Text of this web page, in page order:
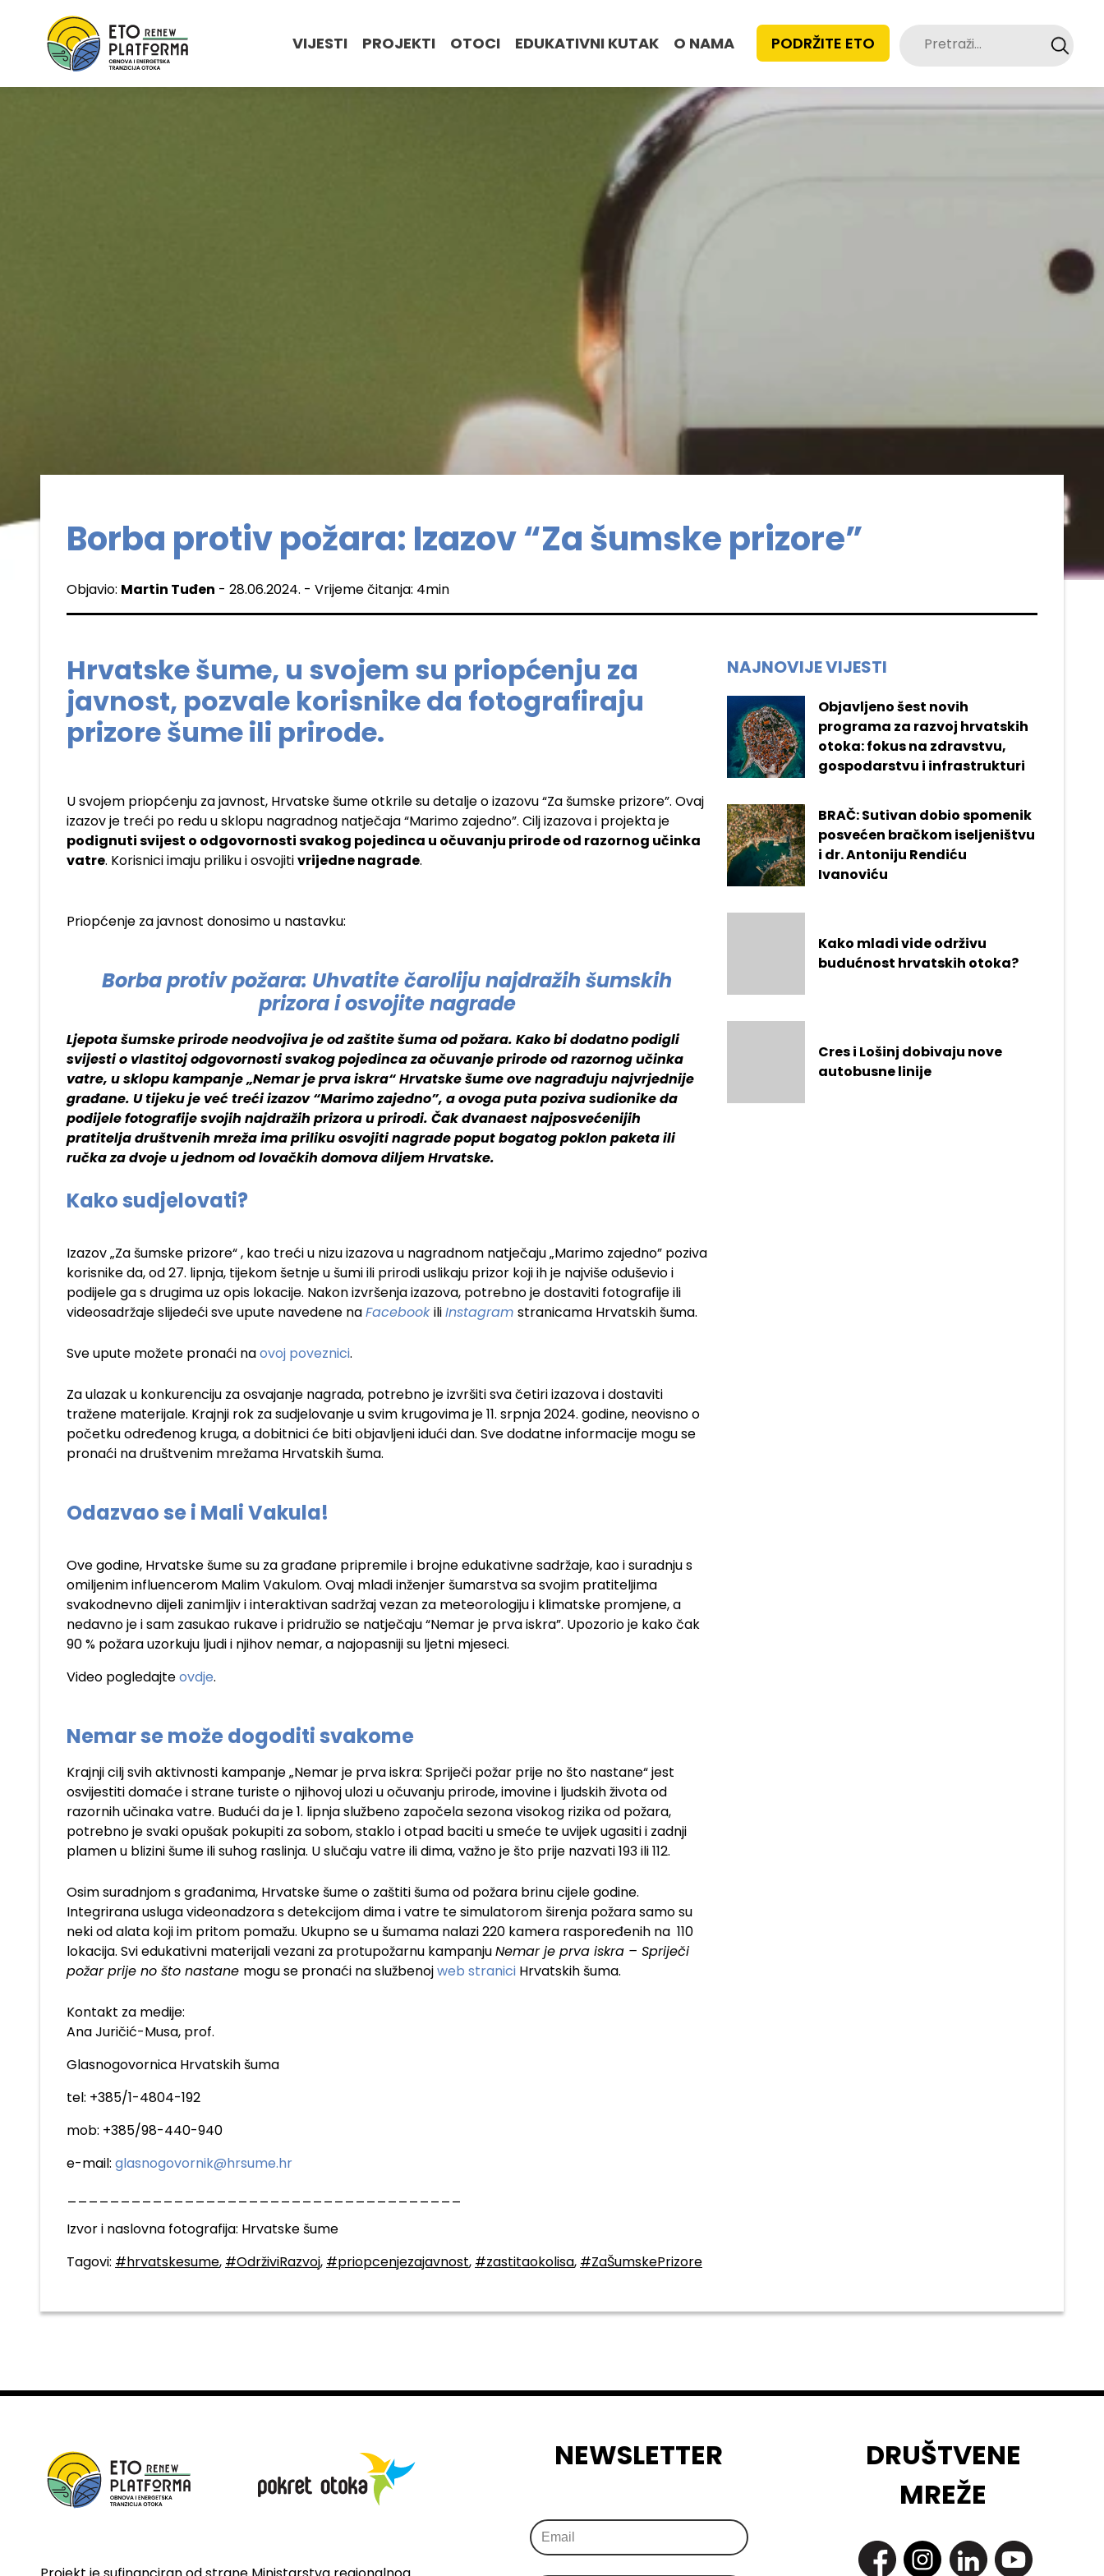
VIJESTI PROJEKTI OTOCI EDUKATIVNI KUTAK O NAMA PODRŽITE ETO Pretraži:
Borba protiv požara: Izazov “Za šumske prizore”
Objavio: Martin Tuđen - 28.06.2024. - Vrijeme čitanja: 4min
Hrvatske šume, u svojem su priopćenju za
javnost, pozvale korisnike da fotografiraju
prizore šume ili prirode.
U svojem priopćenju za javnost, Hrvatske šume otkrile su detalje o izazovu “Za šumske prizore”. Ovaj
izazov je treći po redu u sklopu nagradnog natječaja “Marimo zajedno”. Cilj izazova i projekta je
podignuti svijest o odgovornosti svakog pojedinca u očuvanju prirode od razornog učinka
vatre. Korisnici imaju priliku i osvojitivrijedne nagrade.
Priopćenje za javnost donosimo u nastavku:
Borba protiv požara: Uhvatite čaroliju najdražih šumskih
prizora i osvojite nagrade
Ljepota šumske prirode neodvojiva je od zaštite šuma od požara. Kako bi dodatno podigli
svijesti o vlastitoj odgovornosti svakog pojedinca za očuvanje prirode od razornog učinka
vatre, u sklopu kampanje „Nemar je prva iskra“ Hrvatske šume ove nagrađuju najvrjednije
građane. U tijeku je već treći izazov “Marimo zajedno”, a ovoga puta poziva sudionike da
podijele fotografije svojih najdražih prizora u prirodi. Čak dvanaest najposvećenijih
pratitelja društvenih mreža ima priliku osvojiti nagrade poput bogatog poklon paketa ili
ručka za dvoje u jednom od lovačkih domova diljem Hrvatske.
Kako sudjelovati?
Izazov „Za šumske prizore“ , kao treći u nizu izazova u nagradnom natječaju „Marimo zajedno” poziva
korisnike da, od 27. lipnja, tijekom šetnje u šumi ili prirodi uslikaju prizor koji ih je najviše oduševio i
podijele ga s drugima uz opis lokacije. Nakon izvršenja izazova, potrebno je dostaviti fotografije ili
videosadržaje slijedeći sve upute navedene naFacebook iliInstagram stranicama Hrvatskih šuma.
Sve upute možete pronaći naovoj poveznici.
Za ulazak u konkurenciju za osvajanje nagrada, potrebno je izvršiti sva četiri izazova i dostaviti
tražene materijale. Krajnji rok za sudjelovanje u svim krugovima je 11. srpnja 2024. godine, neovisno o
početku određenog kruga, a dobitnici će biti objavljeni idući dan. Sve dodatne informacije mogu se
pronaći na društvenim mrežama Hrvatskih šuma.
Odazvao se i Mali Vakula!
Ove godine, Hrvatske šume su za građane pripremile i brojne edukativne sadržaje, kao i suradnju s
omiljenim influencerom Malim Vakulom. Ovaj mladi inženjer šumarstva sa svojim pratiteljima
svakodnevno dijeli zanimljiv i interaktivan sadržaj vezan za meteorologiju i klimatske promjene, a
nedavno je i sam zasukao rukave i pridružio se natječaju “Nemar je prva iskra”. Upozorio je kako čak
90 % požara uzorkuju ljudi i njihov nemar, a najopasniji su ljetni mjeseci.
Video pogledajteovdje.
Nemar se može dogoditi svakome
Krajnji cilj svih aktivnosti kampanje „Nemar je prva iskra: Spriječi požar prije no što nastane“ jest
osvijestiti domaće i strane turiste o njihovoj ulozi u očuvanju prirode, imovine i ljudskih života od
razornih učinaka vatre. Budući da je 1. lipnja službeno započela sezona visokog rizika od požara,
potrebno je svaki opušak pokupiti za sobom, staklo i otpad baciti u smeće te uvijek ugasiti i zadnji
plamen u blizini šume ili suhog raslinja. U slučaju vatre ili dima, važno je što prije nazvati 193 ili 112.
Osim suradnjom s građanima, Hrvatske šume o zaštiti šuma od požara brinu cijele godine.
Integrirana usluga videonadzora s detekcijom dima i vatre te simulatorom širenja požara samo su
neki od alata koji im pritom pomažu. Ukupno se u šumama nalazi 220 kamera raspoređenih na 110
lokacija. Svi edukativni materijali vezani za protupožarnu kampanjuNemar je prva iskra – Spriječi
požar prije no što nastane mogu se pronaći na službenojweb stranici Hrvatskih šuma.
Kontakt za medije:
Ana Juričić-Musa, prof.
Glasnogovornica Hrvatskih šuma
tel: +385/1-4804-192
mob: +385/98-440-940
e-mail: glasnogovornik@hrsume.hr
Izvor i naslovna fotografija: Hrvatske šume
Tagovi: #hrvatskesume, #OdrživiRazvoj, #priopcenjezajavnost, #zastitaokolisa, #ZaŠumskePrizore
NAJNOVIJE VIJESTI
Objavljeno šest novih
programa za razvoj hrvatskih
otoka: fokus na zdravstvu,
gospodarstvu i infrastrukturi
BRAČ: Sutivan dobio spomenik
posvećen bračkom iseljeništvu
i dr. Antoniju Rendiću
Ivanoviću
Kako mladi vide održivu
budućnost hrvatskih otoka?
Cres i Lošinj dobivaju nove
autobusne linije
NEWSLETTER
DRUŠTVENE
MREŽE